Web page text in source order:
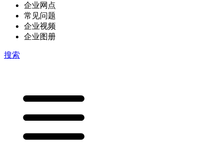
企业网点
常见问题
企业视频
企业图册
搜索